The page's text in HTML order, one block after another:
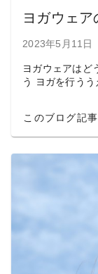
2023年5月11日
ヨガウェアはど
う ヨガを行うう
このブログ記